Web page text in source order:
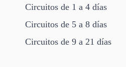
Circuitos de 1 a 4 días
Circuitos de 5 a 8 días
Circuitos de 9 a 21 días